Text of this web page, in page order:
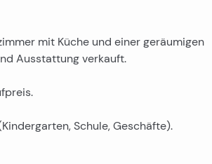
mit Küche und einer geräumigen
Ausstattung verkauft.
Schule, Geschäfte).